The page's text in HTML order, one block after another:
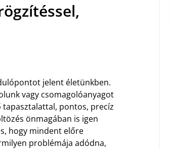
jelent életünkben.
vagy csomagolóanyagot
tapasztalattal, pontos, precíz
önmagában is igen
hogy mindent előre
problémája adódna,